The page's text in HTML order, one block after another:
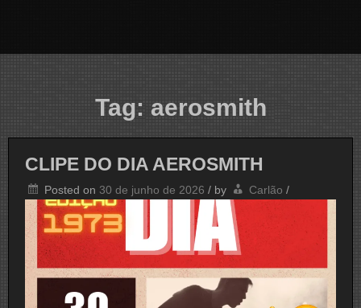
Tag: aerosmith
CLIPE DO DIA AEROSMITH
Posted on 30 de junho de 2026 / by Carlão /